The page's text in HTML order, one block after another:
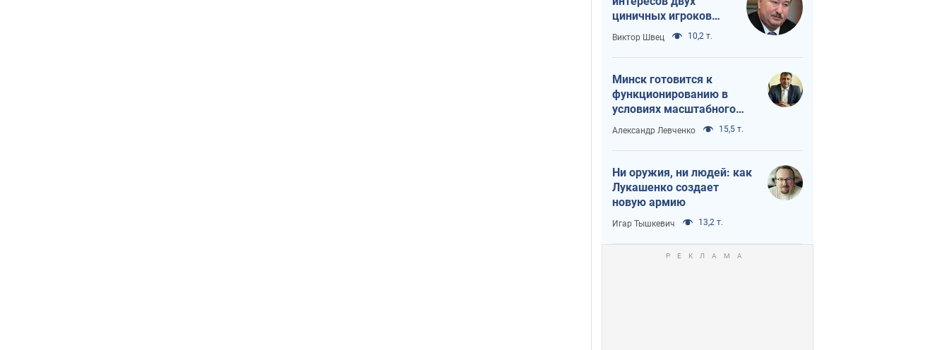
циничных игроков
или тайный план
Трампа и Путина?
Виктор Швец 10,2 т.
Минск готовится к
функционированию в
условиях масштабного
военного кризиса
Александр Левченко 15,5 т.
Ни оружия, ни людей: как
Лукашенко создает
новую армию
Игар Тышкевич 13,2 т.